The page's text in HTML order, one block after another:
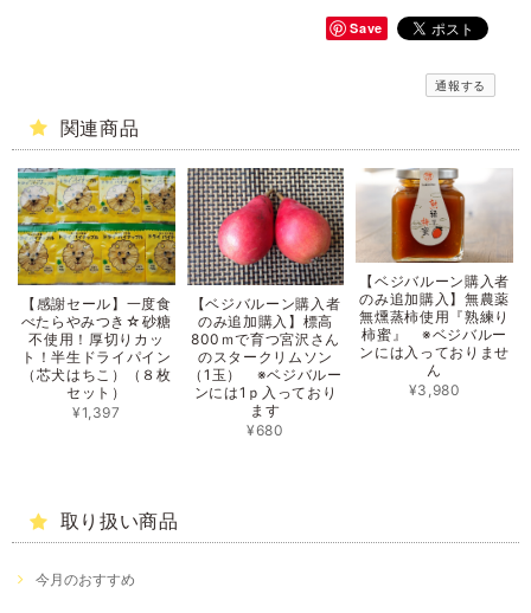
Save
通報する
関連商品
【感謝セール】一度食
べたらやみつき☆砂糖
不使用！厚切りカッ
ト！半生ドライパイン
（芯犬はちこ）（８枚
セット）
¥1,397
【ベジバルーン購入者
のみ追加購入】標高
800ｍで育つ宮沢さん
のスタークリムソン
（1玉） ※ベジバルー
ンには1ｐ入っており
ます
¥680
【ベジバルーン購入者
のみ追加購入】無農薬
無燻蒸柿使用『熟練り
柿蜜』 ※ベジバルー
ンには入っておりませ
ん
¥3,980
取り扱い商品
今月のおすすめ